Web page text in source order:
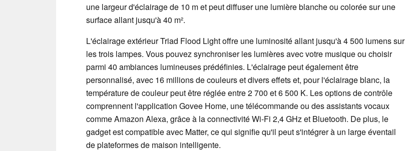
une largeur d'éclairage de 10 m et peut diffuser une lumière blanche ou colorée sur une
surface allant jusqu'à 40 m².
L'éclairage extérieur Triad Flood Light offre une luminosité allant jusqu'à 4 500 lumens sur
les trois lampes. Vous pouvez synchroniser les lumières avec votre musique ou choisir
parmi 40 ambiances lumineuses prédéfinies. L'éclairage peut également être
personnalisé, avec 16 millions de couleurs et divers effets et, pour l'éclairage blanc, la
température de couleur peut être réglée entre 2 700 et 6 500 K. Les options de contrôle
comprennent l'application Govee Home, une télécommande ou des assistants vocaux
comme Amazon Alexa, grâce à la connectivité Wi-Fi 2,4 GHz et Bluetooth. De plus, le
gadget est compatible avec Matter, ce qui signifie qu'il peut s'intégrer à un large éventail
de plateformes de maison intelligente.